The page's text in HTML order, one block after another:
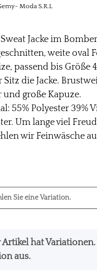
Moda S.R.L
Jacke im
weite oval
passend bis Größe
Sitz die Jacke.
und große Kapuze.
55% Polyester 39%
Um lange viel
wir Feinwäsche
Sie eine Variation.
Artikel hat
aus.